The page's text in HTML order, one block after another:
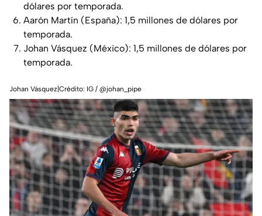
dólares por temporada.
Aarón Martín (España): 1,5 millones de dólares por
temporada.
Johan Vásquez (México): 1,5 millones de dólares por
temporada.
Johan Vásquez|Crédito: IG / @johan_pipe